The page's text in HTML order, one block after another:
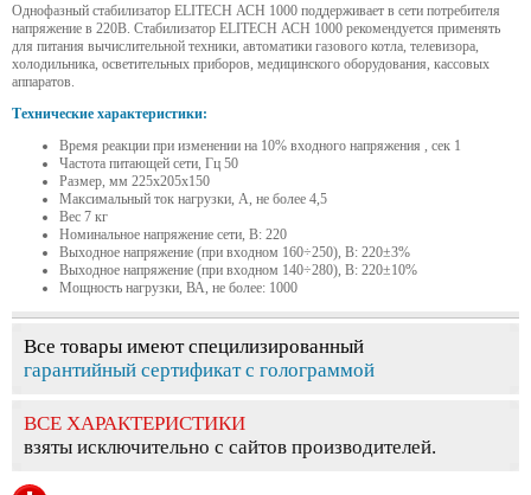
Однофазный стабилизатор ELITECH АСН 1000 поддерживает в сети потребителя
напряжение в 220В. Стабилизатор ELITECH АСН 1000 рекомендуется применять
для питания вычислительной техники, автоматики газового котла, телевизора,
холодильника, осветительных приборов, медицинского оборудования, кассовых
аппаратов.
Технические характеристики:
Время реакции при изменении на 10% входного напряжения , сек 1
Частота питающей сети, Гц 50
Размер, мм 225х205х150
Максимальный ток нагрузки, А, не более 4,5
Вес 7 кг
Номинальное напряжение сети, В: 220
Выходное напряжение (при входном 160÷250), В: 220±3%
Выходное напряжение (при входном 140÷280), В: 220±10%
Мощность нагрузки, ВА, не более: 1000
Все товары имеют специлизированный
гарантийный сертификат с голограммой
ВСЕ ХАРАКТЕРИСТИКИ
взяты исключительно с сайтов производителей.